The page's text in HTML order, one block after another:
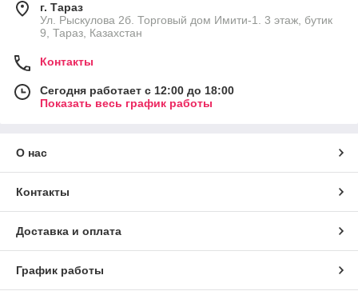
г. Тараз
Ул. Рыскулова 2б. Торговый дом Имити-1. 3 этаж, бутик
9, Тараз, Казахстан
Контакты
Сегодня работает с 12:00 до 18:00
Показать весь график работы
О нас
Контакты
Доставка и оплата
График работы